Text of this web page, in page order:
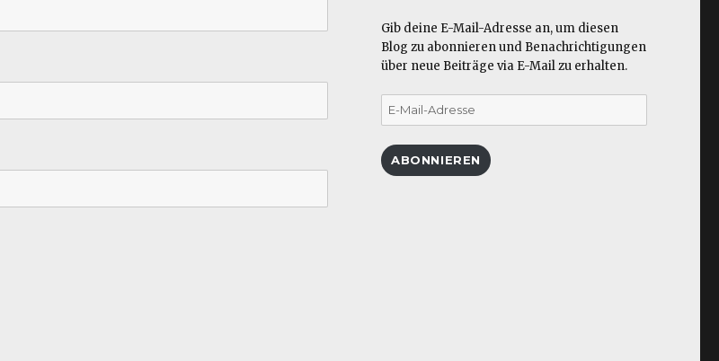
Gib deine E-Mail-Adresse an, um diesen
Blog zu abonnieren und Benachrichtigungen
über neue Beiträge via E-Mail zu erhalten.
E-
Mail-
ABONNIEREN